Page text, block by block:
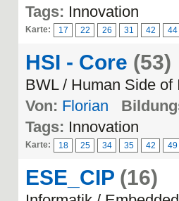
Tags: Innovation
Karte: 17 22 26 31 42 44
HSI - Core (53)
BWL / Human Side of
Von: Florian
Tags: Innovation
Karte: 18 25 34 35 42 49
ESE_CIP (16)